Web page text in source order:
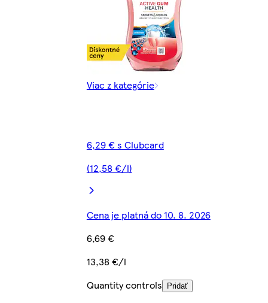
Viac z kategórie
6,29 € s Clubcard
(12,58 €/l)
Cena je platná do 10. 8. 2026
6,69 €
13,38 €/l
Quantity controls
Pridať